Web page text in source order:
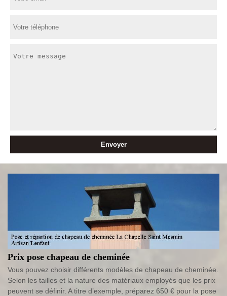
Prix pose chapeau de cheminée
Vous pouvez choisir différents modèles de chapeau de cheminée.
Selon les tailles et la nature des matériaux employés que les prix
peuvent se définir. A titre d’exemple, préparez 650 € pour la pose